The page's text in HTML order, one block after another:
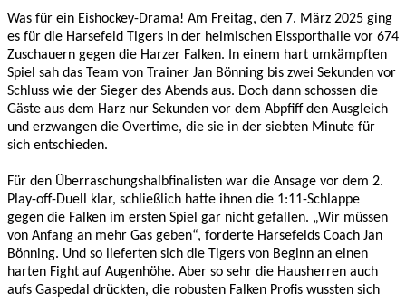
Was für ein Eishockey-Drama! Am Freitag, den 7. März 2025 ging
es für die Harsefeld Tigers in der heimischen Eissporthalle vor 674
Zuschauern gegen die Harzer Falken. In einem hart umkämpften
Spiel sah das Team von Trainer Jan Bönning bis zwei Sekunden vor
Schluss wie der Sieger des Abends aus. Doch dann schossen die
Gäste aus dem Harz nur Sekunden vor dem Abpfiff den Ausgleich
und erzwangen die Overtime, die sie in der siebten Minute für
sich entschieden.
Für den Überraschungshalbfinalisten war die Ansage vor dem 2.
Play-off-Duell klar, schließlich hatte ihnen die 1:11-Schlappe
gegen die Falken im ersten Spiel gar nicht gefallen. „Wir müssen
von Anfang an mehr Gas geben“, forderte Harsefelds Coach Jan
Bönning. Und so lieferten sich die Tigers von Beginn an einen
harten Fight auf Augenhöhe. Aber so sehr die Hausherren auch
aufs Gaspedal drückten, die robusten Falken Profis wussten sich